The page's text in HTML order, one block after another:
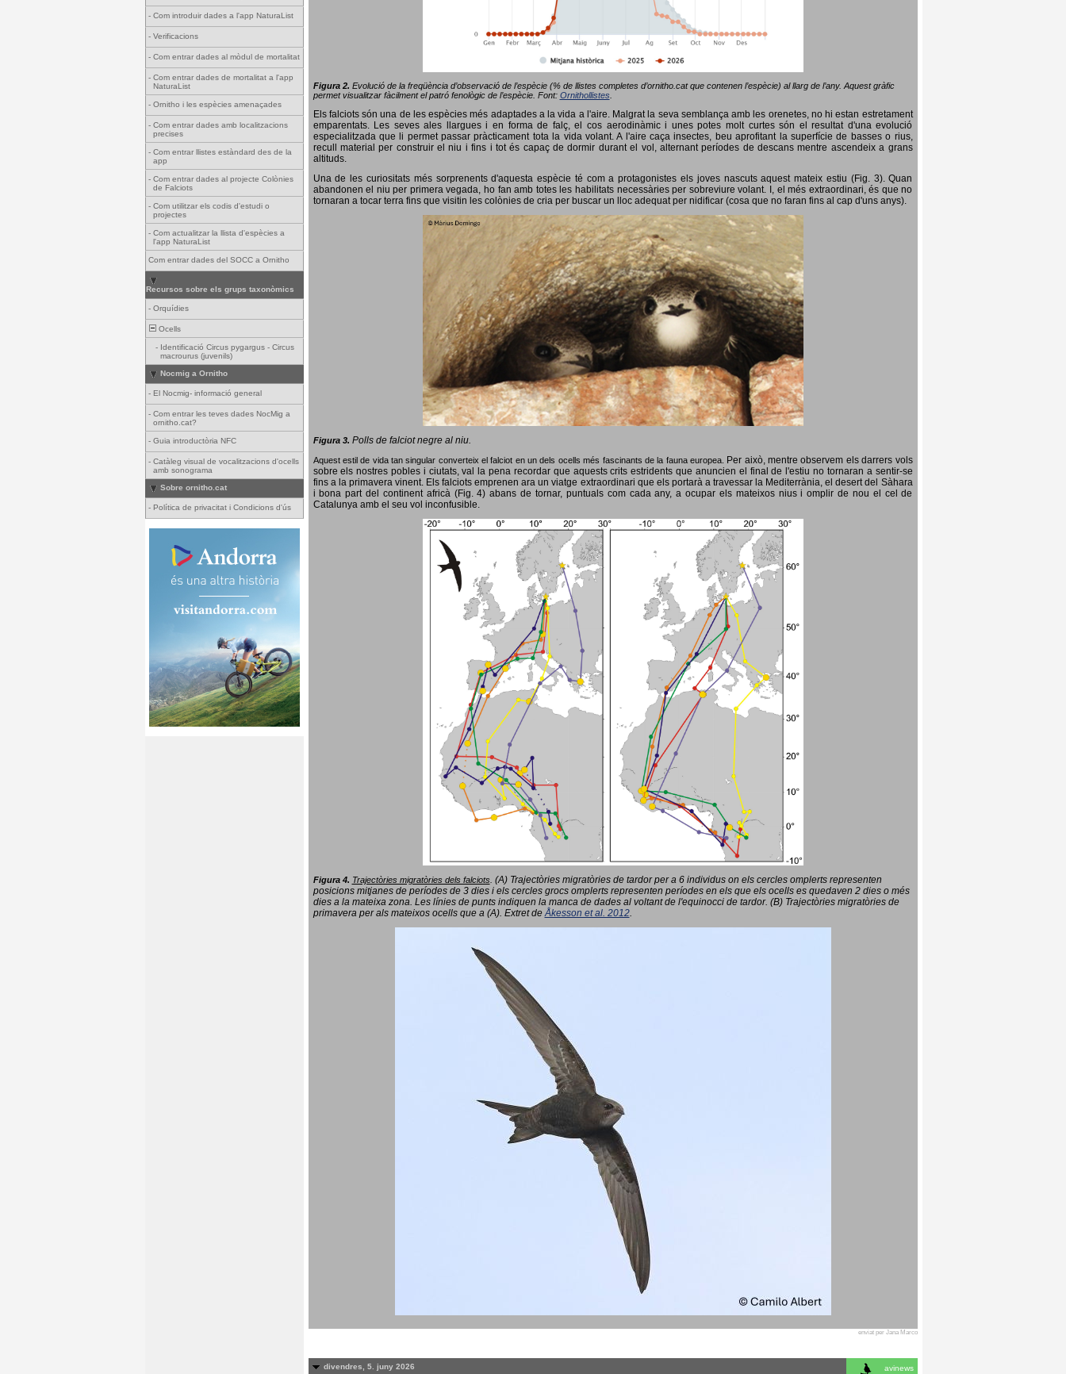
- Com introduir dades a l'app NaturaList
- Verificacions
- Com entrar dades al mòdul de mortalitat
- Com entrar dades de mortalitat a l'app
NaturaList
- Ornitho i les espècies amenaçades
- Com entrar dades amb localitzacions
precises
- Com entrar llistes estàndard des de la
app
- Com entrar dades al projecte Colònies
de Falciots
- Com utilitzar els codis d'estudi o
projectes
- Com actualitzar la llista d'espècies a
l'app NaturaList
Com entrar dades del SOCC a Ornitho
Recursos sobre els grups taxonòmics
- Orquídies
Ocells
- Identificació Circus pygargus - Circus
macrourus (juvenils)
Nocmig a Ornitho
- El Nocmig- informació general
- Com entrar les teves dades NocMig a
ornitho.cat?
- Guia introductòria NFC
- Catàleg visual de vocalitzacions d'ocells
amb sonograma
Sobre ornitho.cat
- Política de privacitat i Condicions d'ús
Figura 2. Evolució de la freqüència d’observació de l’espècie (% de llistes completes d’ornitho.cat que contenen l’espècie) al llarg de l’any. Aquest gràfic
permet visualitzar fàcilment el patró fenològic de l’espècie. Font: Ornithollistes.
Els falciots són una de les espècies més adaptades a la vida a l'aire. Malgrat la seva semblança amb les orenetes, no hi estan estretament
emparentats. Les seves ales llargues i en forma de falç, el cos aerodinàmic i unes potes molt curtes són el resultat d'una evolució
especialitzada que li permet passar pràcticament tota la vida volant. A l'aire caça insectes, beu aprofitant la superfície de basses o rius,
recull material per construir el niu i fins i tot és capaç de dormir durant el vol, alternant períodes de descans mentre ascendeix a grans
altituds.
Una de les curiositats més sorprenents d'aquesta espècie té com a protagonistes els joves nascuts aquest mateix estiu (Fig. 3). Quan
abandonen el niu per primera vegada, ho fan amb totes les habilitats necessàries per sobreviure volant. I, el més extraordinari, és que no
tornaran a tocar terra fins que visitin les colònies de cria per buscar un lloc adequat per nidificar (cosa que no faran fins al cap d'uns anys).
Figura 3. Polls de falciot negre al niu.
Aquest estil de vida tan singular converteix el falciot en un dels ocells més fascinants de la fauna europea. Per això, mentre observem els darrers vols
sobre els nostres pobles i ciutats, val la pena recordar que aquests crits estridents que anuncien el final de l'estiu no tornaran a sentir-se
fins a la primavera vinent. Els falciots emprenen ara un viatge extraordinari que els portarà a travessar la Mediterrània, el desert del Sàhara
i bona part del continent africà (Fig. 4) abans de tornar, puntuals com cada any, a ocupar els mateixos nius i omplir de nou el cel de
Catalunya amb el seu vol inconfusible.
Figura 4. Trajectòries migratòries dels falciots. (A) Trajectòries migratòries de tardor per a 6 individus on els cercles omplerts representen
posicions mitjanes de períodes de 3 dies i els cercles grocs omplerts representen períodes en els que els ocells es quedaven 2 dies o més
dies a la mateixa zona. Les línies de punts indiquen la manca de dades al voltant de l'equinocci de tardor. (B) Trajectòries migratòries de
primavera per als mateixos ocells que a (A). Extret deÅkesson et al. 2012.
enviat per Jana Marco
divendres, 5. juny 2026 avinews